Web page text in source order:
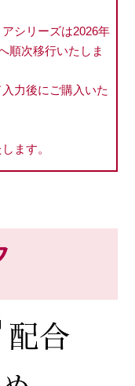
シリーズは2026年
順次移行いたしま
力後にご購入いた
ます。